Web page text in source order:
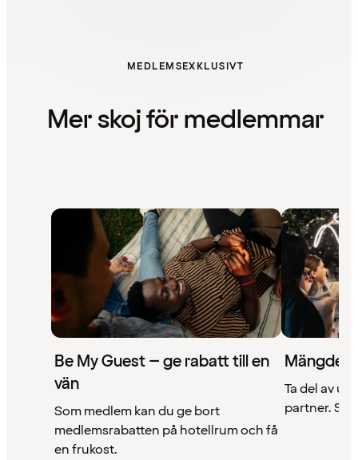
MEDLEMSEXKLUSIVT
Mer skoj för medlemmar
Be My Guest – ge rabatt till en
vän
Som medlem kan du ge bort
medlemsrabatten på hotellrum och få
en frukost.
Mängder
Ta del av
partner. Se